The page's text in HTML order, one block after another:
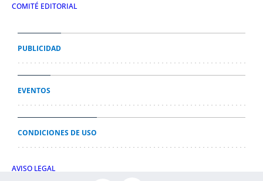
COMITÉ EDITORIAL
PUBLICIDAD
EVENTOS
CONDICIONES DE USO
AVISO LEGAL